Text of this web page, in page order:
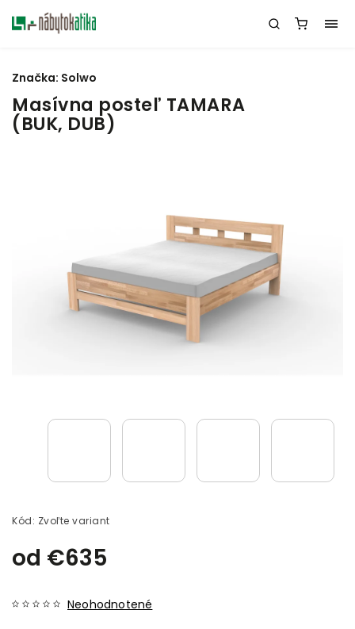
Masívna posteľ TAMARA
(BUK, DUB)
Kód: Zvoľte variant
od €635
Neohodnotené
Značka: Solwo